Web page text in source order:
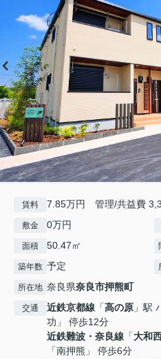
賃料 7.85万円 管理/共益費
敷金 0万円
面積 50.47㎡
築年数 予定
所在地 奈良県奈良市押熊町
交通 近鉄京都線 「高の原 」駅
功」 停歩12分
近鉄難波・奈良線 「大和
「南押熊」 停歩6分